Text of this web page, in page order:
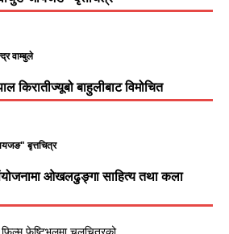
वाम्बुले
किरातीज्यूबो बाहुलीबाट विमोचित
बृत्तचित्र
ओखलढुङ्गा साहित्य तथा कला